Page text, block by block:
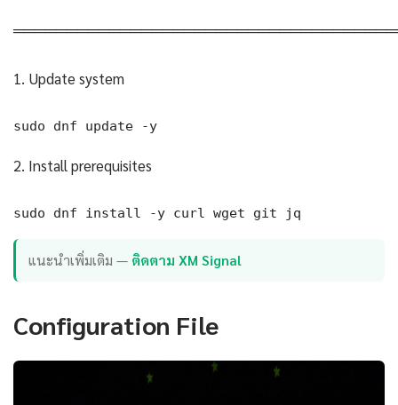
1. Update system
sudo dnf update -y
2. Install prerequisites
sudo dnf install -y curl wget git jq
แนะนำเพิ่มเติม — ติดตาม XM Signal
Configuration File